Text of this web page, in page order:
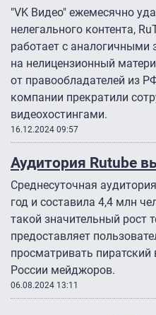
"VK Видео" ежемесячно
нелегального контента,
работает с
на нелицензионный
от правообладателей из
компании прекратили
видеохостингами.
16.12.2024 09:57
Аудитория Rutube
Среднесуточная
год и составила 4,4 млн
такой значительный рост
предоставляет
просматривать
России мейджоров.
06.08.2024 13:11